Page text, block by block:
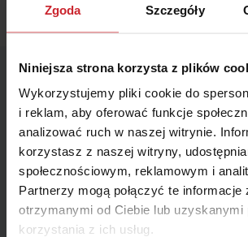
Zgoda Szczegóły
Niniejsza strona korzysta z plików
Wykorzystujemy pliki cookie do
i reklam, aby oferować funkcje
analizować ruch w naszej witrynie.
korzystasz z naszej witryny,
społecznościowym, reklamowym i
Partnerzy mogą połączyć te informacje
otrzymanymi od Ciebie lub uzyskanymi
korzystania z ich usług.
Marka Audi w liczbach
Analiza danych dotyczących
pozwala lepiej zrozumieć, jak pojazdy
funkcjonują na polskich drogach i jak są
punktu widzenia ryzyka
zarówno marka popularna, jak i kojarzona